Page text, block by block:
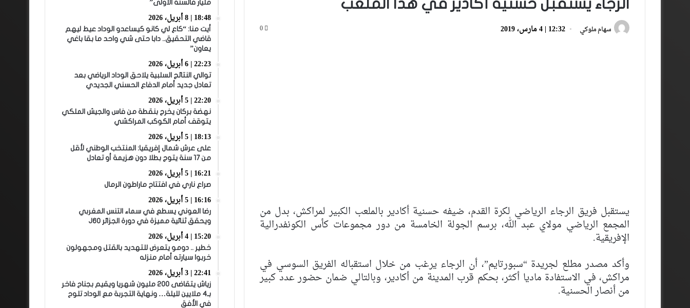
الرجاء يستقبل حسنية أكادير في هذا الملعب
سهام ملوكي 12:32 | 4 مارس، 2019 0
يستقبل فريق الرجاء الرياضي لكرة القدم، ضيفه حسنية أكادير بالملعب الكبير لمراكش، بدل من
المجمع الرياضي مولاي عبد الله، برسم الجولة الخامسة من دور مجموعات كأس الكونفدرالية
الإفريقية.
وأكد مصدر مطلع لجريدة “سبورتايم”، أن الرجاء يرغب من خلال استقباله الفريق السوسي في
مراكش، في الاستفادة ماديا أكثر، بحكم قرب المدينة من أكادير، وبالتالي ضمان حضور عدد كبير
من أنصار الحسنية.
للتاريخ.. أولمبيك آسفي يتأهل لنصف
بعد التأهل لنصف نهائي عصبة الأبطال في
أول مشاركة.. لقجع يهنئ نهضة بركان
مليار فالسنة الأولى”
18:48 | 8 أبريل، 2026
أيت منا: “كاع لي كانو كيساعدو الوداد عيط ليهم
قاضي التحقيق.. دابا حتى شي واحد ما بقا باغي
يعاون”
22:23 | 6 أبريل، 2026
توالي النتائج السلبية يلاحق الوداد الرياضي بعد
تعادل جديد أمام الدفاع الحسني الجديدي
22:20 | 5 أبريل، 2026
نهضة بركان يخرج بنقطة من فاس والجيش الملكي
يتوقف أمام الكوكب المراكشي
18:13 | 5 أبريل، 2026
على عرش شمال إفريقيا: المنتخب الوطني لأقل
من 17 سنة يتوج بطلا دون هزيمة أو تعادل
16:21 | 5 أبريل، 2026
صراع ناري في افتتاح ماراطون الرمال
16:16 | 5 أبريل، 2026
رضا العوني يسطع في سماء التنس المغربي
ويحقق ثنائية مميزة في دورة الجزائر J60
15:20 | 4 أبريل، 2026
خطير .. دومو يتعرض للتهديد بالقتل ومجهولون
خربوا سيارته أمام منزله
22:41 | 3 أبريل، 2026
زياش يتقاضى 200 مليون شهريا ويقيم بجناح فاخر
بـ4 ملايين لليلة… ونهاية التجربة مع الوداد تلوح
في الأفق